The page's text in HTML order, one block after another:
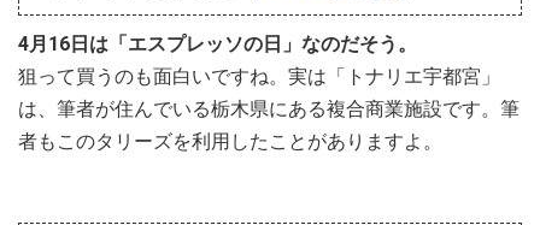
4月16日は「エスプレッソの日」なのだそう。
狙って買うのも面白いですね。実は「トナリエ宇都宮」
は、筆者が住んでいる栃木県にある複合商業施設です。筆
者もこのタリーズを利用したことがありますよ。